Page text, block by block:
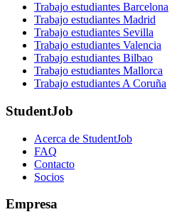
Trabajo estudiantes Barcelona
Trabajo estudiantes Madrid
Trabajo estudiantes Sevilla
Trabajo estudiantes Valencia
Trabajo estudiantes Bilbao
Trabajo estudiantes Mallorca
Trabajo estudiantes A Coruña
StudentJob
Acerca de StudentJob
FAQ
Contacto
Socios
Empresa